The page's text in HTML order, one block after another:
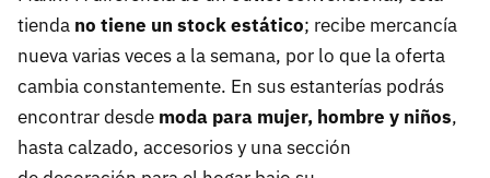
tienda no tiene un stock estático; recibe mercancía
nueva varias veces a la semana, por lo que la oferta
cambia constantemente. En sus estanterías podrás
encontrar desde moda para mujer, hombre y niños,
hasta calzado, accesorios y una sección